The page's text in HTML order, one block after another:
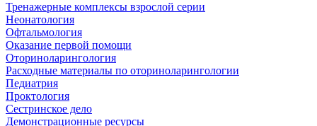
Тренажерные комплексы взрослой серии
Неонатология
Офтальмология
Оказание первой помощи
Оториноларингология
Расходные материалы по оториноларингологии
Педиатрия
Проктология
Сестринское дело
Демонстрационные ресурсы